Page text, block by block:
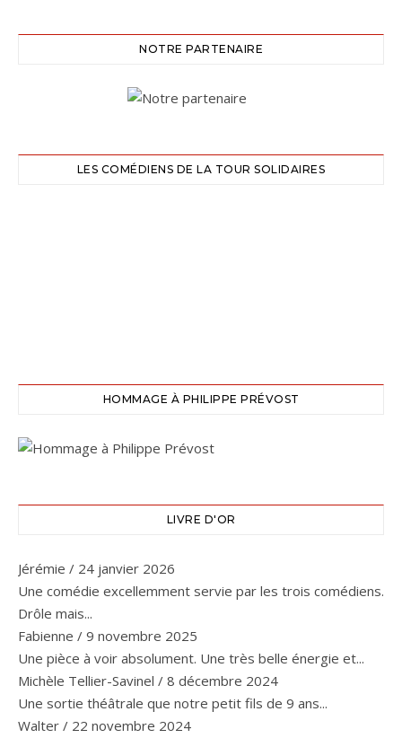
NOTRE PARTENAIRE
LES COMÉDIENS DE LA TOUR SOLIDAIRES
HOMMAGE À PHILIPPE PRÉVOST
LIVRE D'OR
Jérémie / 24 janvier 2026
Une comédie excellemment servie par les trois comédiens.
Drôle mais...
Fabienne / 9 novembre 2025
Une pièce à voir absolument. Une très belle énergie et...
Michèle Tellier-Savinel / 8 décembre 2024
Une sortie théâtrale que notre petit fils de 9 ans...
Walter / 22 novembre 2024